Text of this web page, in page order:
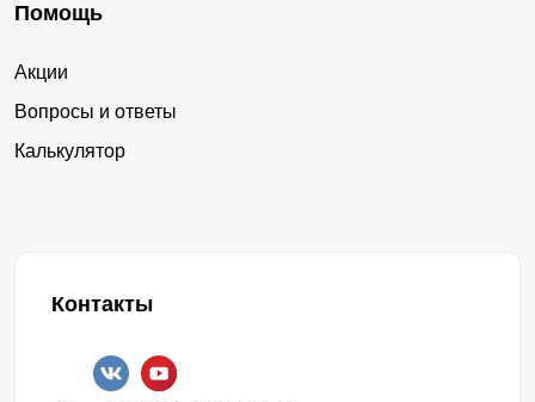
Помощь
Акции
Вопросы и ответы
Калькулятор
Контакты